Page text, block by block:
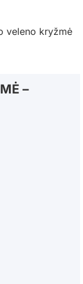
veleno kryžmė
–